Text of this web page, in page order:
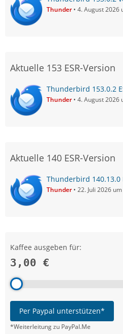
Thunder 4. August 2026
Aktuelle 153 ESR-Version
Thunderbird 153.0.2
Thunder 4. August 2026
Aktuelle 140 ESR-Version
Thunderbird 140.13.0
Thunder 22. Juli 2026
Kaffee ausgeben für:
3,00 €
Per Paypal unterstützen*
*Weiterleitung zu PayPal.Me